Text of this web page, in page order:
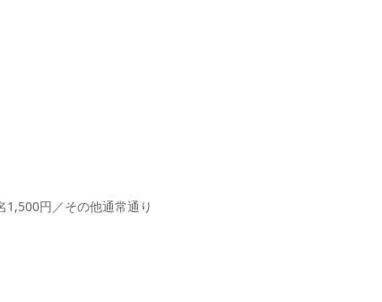
1,500円／その他通常通り